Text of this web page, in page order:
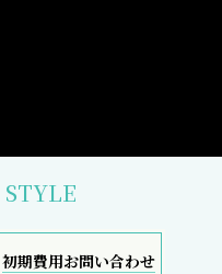
STYLE
初期費用お問い合わせ